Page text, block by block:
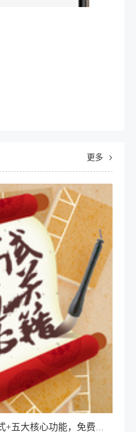
更多
人卫VIP题库｜双刷题模式+五大核心功能，免费试用！